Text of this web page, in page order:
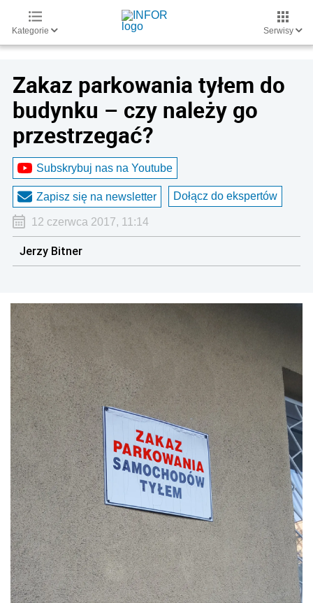
Kategorie Serwisy
Zakaz parkowania tyłem do
budynku – czy należy go
przestrzegać?
Subskrybuj nas na Youtube
Zapisz się na newsletter Dołącz do ekspertów
12 czerwca 2017, 11:14
Jerzy Bitner